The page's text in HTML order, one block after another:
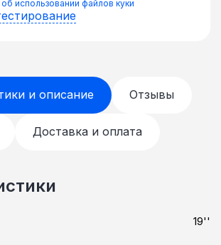
использовании файлов куки
и описание Отзывы
Доставка и оплата
19''